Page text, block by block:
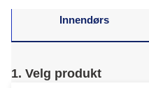
Innendørs
1. Velg produkt